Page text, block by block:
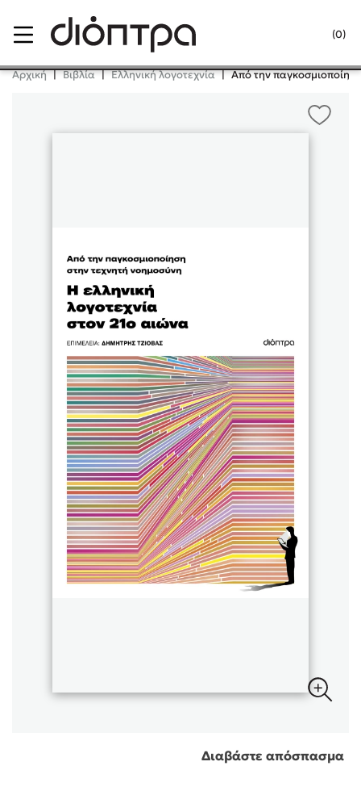
(0)
Κλείσιμο
Δημοφιλή Βιβλία
Χάρης Πολίτης
Καθρέφτης
Sebastian Fitzek
Playlist
Κώστας Κρομμύδας
Αρχική | Βιβλία | Ελληνική λογοτεχνία | Από την
Διαβάστε απόσπασμα